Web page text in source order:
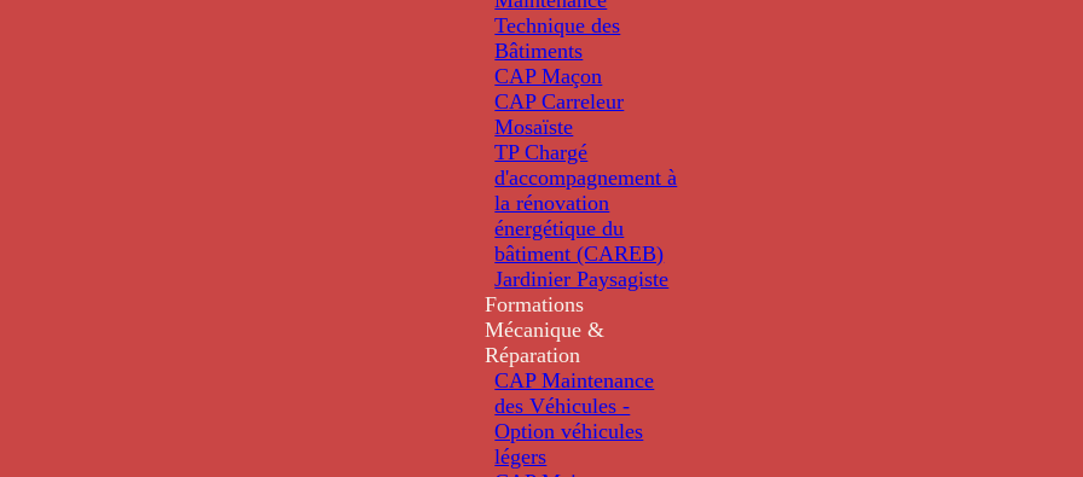
Technique des
Bâtiments
CAP Maçon
CAP Carreleur
Mosaïste
TP Chargé
d'accompagnement à
la rénovation
énergétique du
bâtiment (CAREB)
Jardinier Paysagiste
Formations
Mécanique &
Réparation
CAP Maintenance
des Véhicules -
Option véhicules
légers